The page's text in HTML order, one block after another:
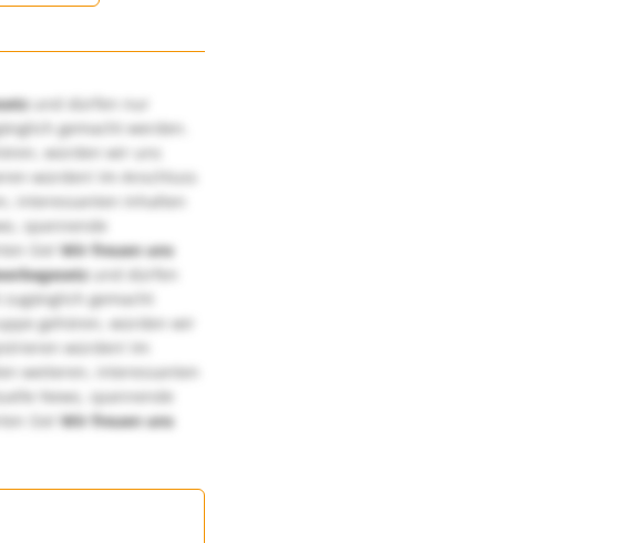
und dürfen nur
gemacht werden.
würden wir uns
würden! Im Anschluss
interessanten Inhalten
spannende
Sie!Wir freuen uns
und dürfen
gemacht
gehören, würden wir
würden! Im
weiteren, interessanten
News, spannende
Sie! Wir freuen uns